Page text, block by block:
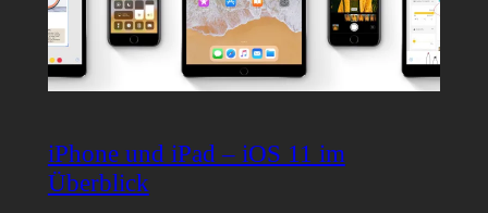
iPhone und iPad – iOS 11 im
Überblick